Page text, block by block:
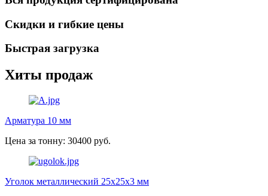
Скидки и гибкие цены
Быстрая загрузка
Хиты продаж
Арматура 10 мм
Цена за тонну: 30400 руб.
Уголок металлический 25х25х3 мм